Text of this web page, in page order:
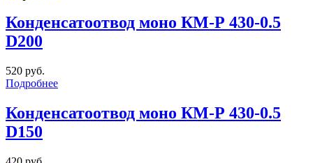
Конденсатоотвод моно КМ-Р 430-0.5
D200
520 руб.
Подробнее
Конденсатоотвод моно КМ-Р 430-0.5
D150